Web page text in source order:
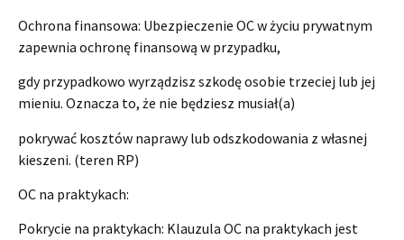
Ochrona finansowa: Ubezpieczenie OC w życiu prywatnym
zapewnia ochronę finansową w przypadku,
gdy przypadkowo wyrządzisz szkodę osobie trzeciej lub jej
mieniu. Oznacza to, że nie będziesz musiał(a)
pokrywać kosztów naprawy lub odszkodowania z własnej
kieszeni. (teren RP)
OC na praktykach:
Pokrycie na praktykach: Klauzula OC na praktykach jest